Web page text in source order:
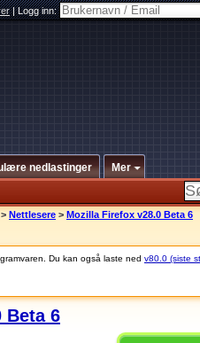
|Logg inn:
nedlastinger Mer
> Nettlesere > Mozilla Firefox v28.0 Beta 6
Du kan også laste ned v80.0 (siste
Beta 6